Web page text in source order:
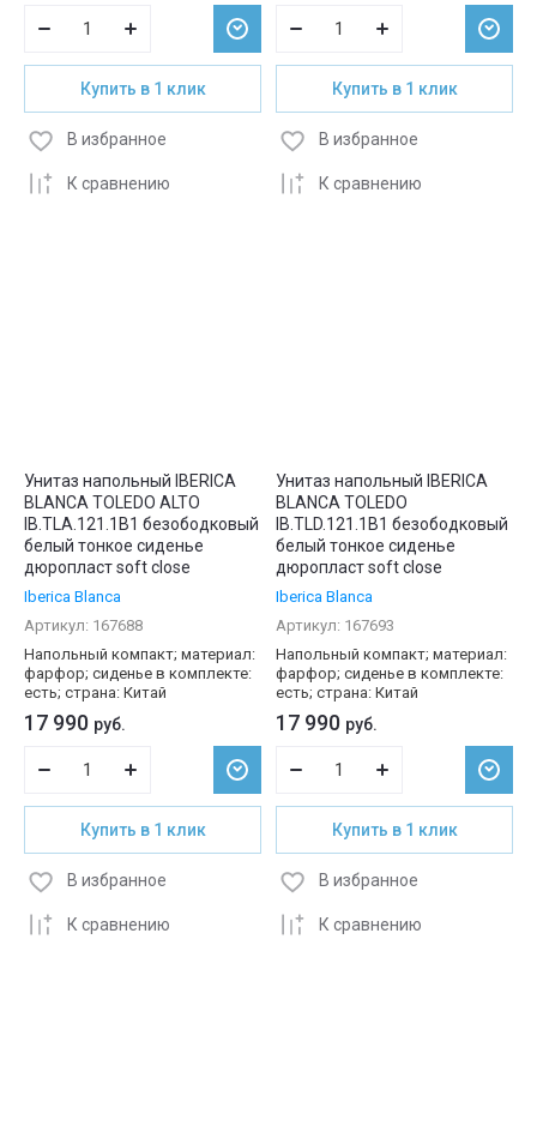
Купить в 1 клик
К сравнению
В избранное
Купить в 1 клик
К сравнению
В избранное
Унитаз напольный IBERICA
BLANCA TOLEDO ALTO
IB.TLA.121.1B1 безободковый
белый тонкое сиденье
дюропласт soft close
Iberica Blanca
Артикул: 167688
Напольный компакт; материал:
фарфор; сиденье в комплекте:
есть; страна: Китай
17 990 руб.
Купить в 1 клик
К сравнению
В избранное
Унитаз напольный IBERICA
BLANCA TOLEDO
IB.TLD.121.1B1 безободковый
белый тонкое сиденье
дюропласт soft close
Iberica Blanca
Артикул: 167693
Напольный компакт; материал:
фарфор; сиденье в комплекте:
есть; страна: Китай
17 990 руб.
Купить в 1 клик
К сравнению
В избранное